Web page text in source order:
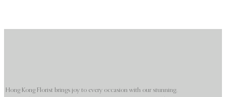
Hong Kong Florist brings joy to every occasion with our stunning,